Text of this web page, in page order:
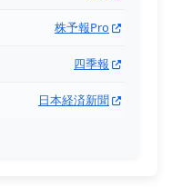
株予報Pro
四季報
日本経済新聞